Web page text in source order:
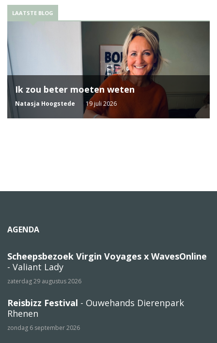
LAATSTE BLOG
Ik zou beter moeten weten
Natasja Hoogstede 19 juli 2026
AGENDA
Scheepsbezoek Virgin Voyages x WavesOnline
- Valiant Lady
zaterdag 29 augustus 2026
Reisbizz Festival - Ouwehands Dierenpark
Rhenen
zondag 6 september 2026